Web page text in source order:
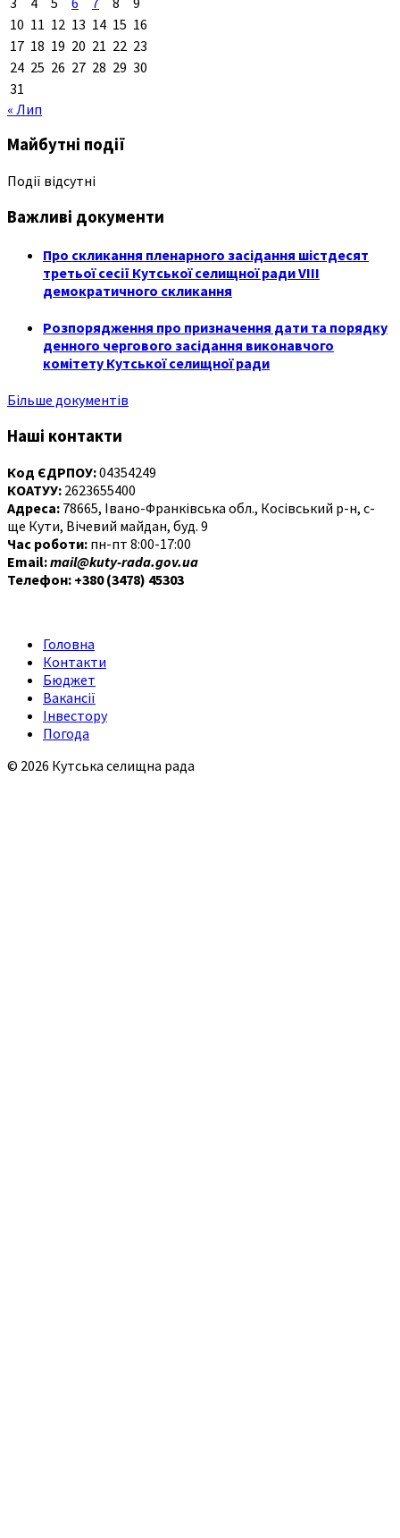
10 11 12 13 14 15 16
17 18 19 20 21 22 23
24 25 26 27 28 29 30
31
« Лип
Майбутні події
Події відсутні
Важливі документи
Про скликання пленарного засідання шістдесят
третьої сесії Кутської селищної ради VIII
демократичного скликання
Розпорядження про призначення дати та порядку
денного чергового засідання виконавчого
комітету Кутської селищної ради
Більше документів
Наші контакти
Код ЄДРПОУ:04354249
КОАТУУ: 2623655400
Адреса: 78665, Івано-Франківська обл., Косівський р-н, с-
ще Кути, Вічевий майдан, буд. 9
Час роботи: пн-пт 8:00-17:00
Email:mail@kuty-rada.gov.ua
Телефон: +380 (3478) 45303
Головна
Контакти
Бюджет
Вакансії
Інвестору
Погода
© 2026 Кутська селищна рада